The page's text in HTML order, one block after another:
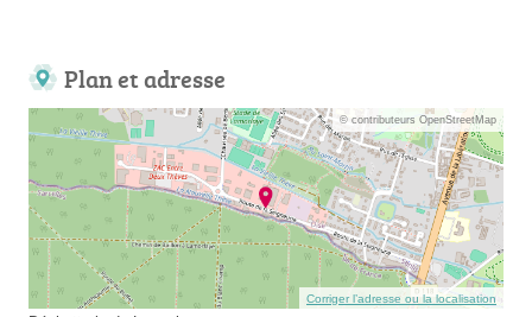
Plan et adresse
© contributeurs OpenStreetMap
Corriger l’adresse ou la localisation